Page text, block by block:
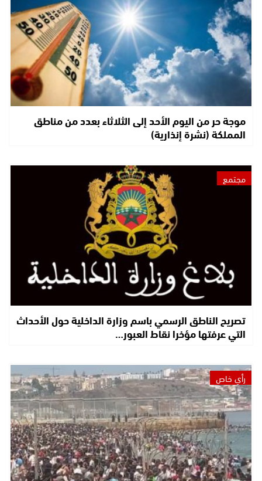
موجة حر من اليوم الأحد إلى الثلاثاء بعدد من مناطق
المملكة (نشرة إنذارية)
مجتمع
تصريح الناطق الرسمي باسم وزارة الداخلية حول الأحداث
التي عرفتها مؤخرا نقاط العبور…
رأي خاص